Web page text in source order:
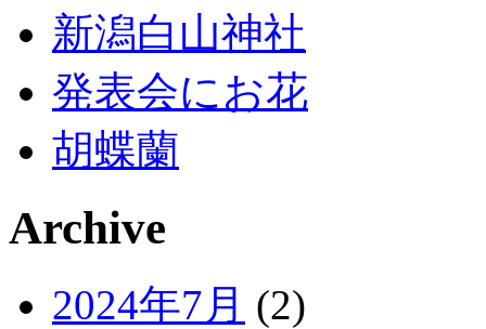
新潟白山神社
発表会にお花
胡蝶蘭
Archive
2024年7月 (2)